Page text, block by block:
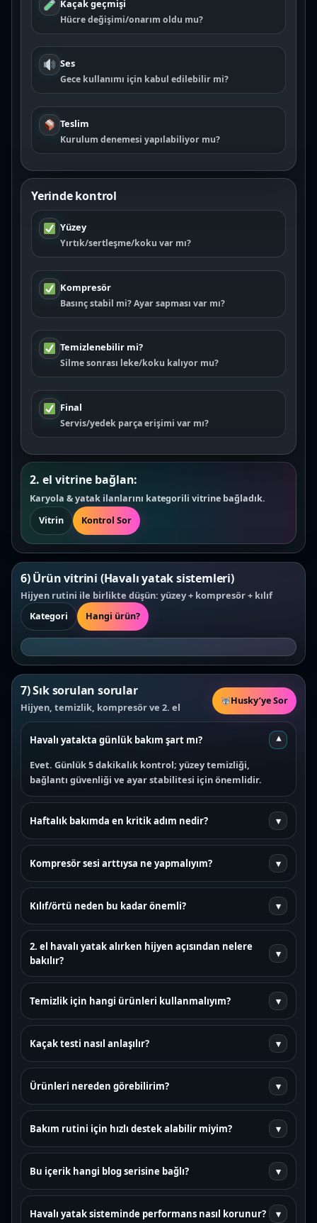
Kaçak geçmişi
Hücre değişimi/onarım oldu mu?
Ses
Gece kullanımı için kabul edilebilir mi?
Teslim
Kurulum denemesi yapılabiliyor mu?
Yerinde kontrol
Yüzey
Yırtık/sertleşme/koku var mı?
Kompresör
Basınç stabil mi? Ayar sapması var mı?
Temizlenebilir mi?
Silme sonrası leke/koku kalıyor mu?
Final
Servis/yedek parça erişimi var mı?
2. el vitrine bağlan:
Karyola & yatak ilanlarını kategorili vitrine bağladık.
Vitrin
Kontrol Sor
6) Ürün vitrini (Havalı yatak sistemleri)
Hijyen rutini ile birlikte düşün: yüzey + kompresör + kılıf
Kategori Hangi ürün?
7) Sık sorulan sorular
Hijyen, temizlik, kompresör ve 2. el
Husky’ye Sor
Havalı yatakta günlük bakım şart mı?
▾
Evet. Günlük 5 dakikalık kontrol; yüzey temizliği,
bağlantı güvenliği ve ayar stabilitesi için önemlidir.
Haftalık bakımda en kritik adım nedir? ▾
Kompresör sesi arttıysa ne yapmalıyım? ▾
Kılıf/örtü neden bu kadar önemli? ▾
2. el havalı yatak alırken hijyen açısından nelere
bakılır?
▾
Temizlik için hangi ürünleri kullanmalıyım? ▾
Kaçak testi nasıl anlaşılır? ▾
Ürünleri nereden görebilirim? ▾
Bakım rutini için hızlı destek alabilir miyim? ▾
Bu içerik hangi blog serisine bağlı? ▾
Havalı yatak sisteminde performans nasıl korunur? ▾